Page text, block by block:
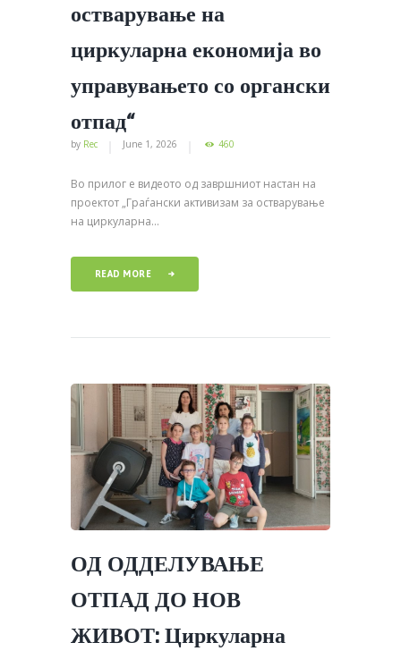
остварување на
циркуларна економија во
управувањето со органски
отпад“
by Rec June 1, 2026 460
Во прилог е видеото од завршниот настан на
проектот „Граѓански активизам за остварување
на циркуларна...
READ MORE
ОД ОДДЕЛУВАЊЕ
ОТПАД ДО НОВ
ЖИВОТ: Циркуларна